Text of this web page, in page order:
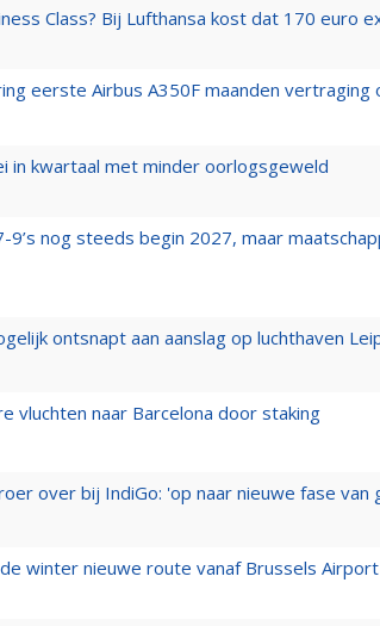
Class? Bij Lufthansa kost dat 170 euro
eerste Airbus A350F maanden vertraging
in kwartaal met minder oorlogsgeweld
9’s nog steeds begin 2027, maar
ontsnapt aan aanslag op luchthaven
vluchten naar Barcelona door staking
over bij IndiGo: 'op naar nieuwe fase van
winter nieuwe route vanaf Brussels Airport